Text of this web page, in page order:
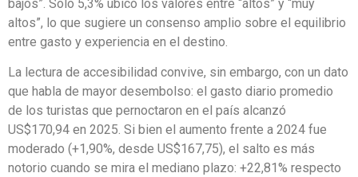
bajos”. Solo 5,3% ubicó los valores entre “altos” y “muy
altos”, lo que sugiere un consenso amplio sobre el equilibrio
entre gasto y experiencia en el destino.
La lectura de accesibilidad convive, sin embargo, con un dato
que habla de mayor desembolso: el gasto diario promedio
de los turistas que pernoctaron en el país alcanzó
US$170,94 en 2025. Si bien el aumento frente a 2024 fue
moderado (+1,90%, desde US$167,75), el salto es más
notorio cuando se mira el mediano plazo: +22,81% respecto